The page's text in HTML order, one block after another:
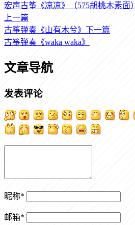
宏声古筝《凉凉》（575胡桃木素面）
上一篇
古筝弹奏《山有木兮》 下一篇
古筝弹奏《waka waka》
文章导航
发表评论
昵称*
邮箱*